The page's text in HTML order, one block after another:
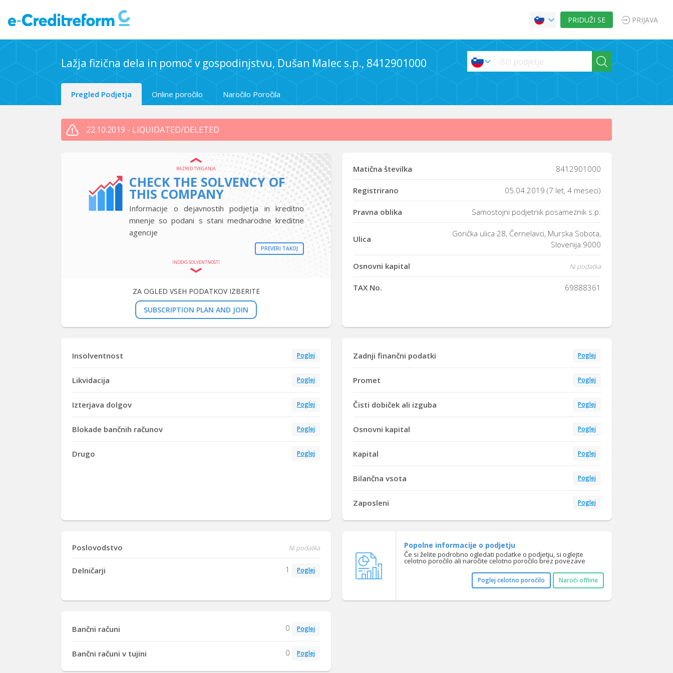
PRIDUŽI SE PRIJAVA
Lažja fizična dela in pomoč v gospodinjstvu, Dušan Malec s.p., 8412901000
Pregled Podjetja Online poročilo Naročilo Poročila
22.10.2019 - LIQUIDATED/DELETED
RAZRED TVEGANJA
CHECK THE SOLVENCY OF
THIS COMPANY
Informacije o dejavnostih podjetja in kreditno
mnenje so podani s stani mednarodne kreditne
agencije
PREVERI TAKOJ
INDEKS SOLVENTNOSTI
ZA OGLED VSEH PODATKOV IZBERITE
SUBSCRIPTION PLAN AND JOIN
Matična številka 8412901000
Registrirano 05.04.2019 (7 let, 4 meseci)
Pravna oblika Samostojni podjetnik posameznik s.p.
Ulica
Gorička ulica 28, Černelavci, Murska Sobota,
Slovenija 9000
Osnovni kapital Ni podatka
TAX No. 69888361
Insolventnost Poglej
Likvidacija Poglej
Izterjava dolgov Poglej
Blokade bančnih računov Poglej
Drugo Poglej
Zadnji finančni podatki Poglej
Promet Poglej
Čisti dobiček ali izguba Poglej
Osnovni kapital Poglej
Kapital Poglej
Bilančna vsota Poglej
Zaposleni Poglej
Poslovodstvo Ni podatka
Delničarji 1 Poglej
Popolne informacije o podjetju
Če si želite podrobno ogledati podatke o podjetju, si oglejte
celotno poročilo ali naročite celotno poročilo brez povezave
Poglej celotno poročilo Naroči offline
Bančni računi 0 Poglej
Bančni računi v tujini 0 Poglej